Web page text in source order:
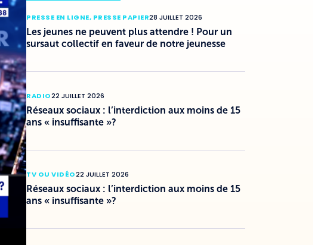
PRESSE EN LIGNE, PRESSE PAPIER28 JUILLET 2026
Les jeunes ne peuvent plus attendre ! Pour un
sursaut collectif en faveur de notre jeunesse
RADIO22 JUILLET 2026
Réseaux sociaux : l’interdiction aux moins de 15
ans « insuffisante »?
TV OU VIDÉO22 JUILLET 2026
Réseaux sociaux : l’interdiction aux moins de 15
ans « insuffisante »?